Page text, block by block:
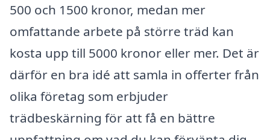
500 och 1500 kronor, medan mer
omfattande arbete på större träd kan
kosta upp till 5000 kronor eller mer. Det är
därför en bra idé att samla in offerter från
olika företag som erbjuder
trädbeskärning för att få en bättre